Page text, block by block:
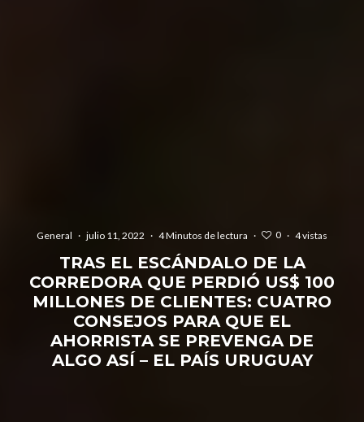
General · julio 11, 2022 · 4 Minutos de lectura · 0 · 4 vistas
TRAS EL ESCÁNDALO DE LA
CORREDORA QUE PERDIÓ US$ 100
MILLONES DE CLIENTES: CUATRO
CONSEJOS PARA QUE EL
AHORRISTA SE PREVENGA DE
ALGO ASÍ – EL PAÍS URUGUAY